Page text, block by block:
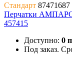
Стандарт 87471687
Перчатки
457415
Доступно: 0
Под заказ.